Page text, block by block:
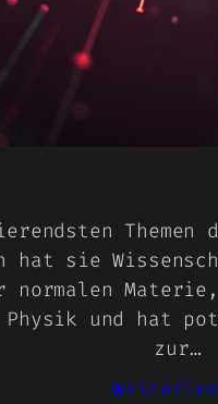
Themen
hat sie
normalen
und hat
zur…